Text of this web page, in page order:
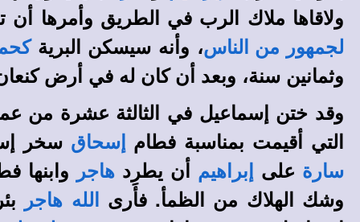
ولاقاها ملاك الرب في الطريق وأمرها
لجمهور من الناس، وأنه سيسكن البرية
وثمانين سنة، وبعد أن كان له في أرض
وقد ختن إسماعيل في الثالثة عشرة من
التي أقيمت بمناسبة فطام
إسحاق سخر
سارة على إبراهيم أن يطردهاجر
وابنها
وشك الهلاك من الظمأ. فأَرى
الله هاجر